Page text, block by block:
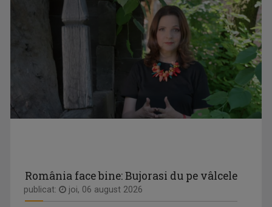
România face bine: Bujorasi du pe vâlcele
publicat: joi, 06 august 2026